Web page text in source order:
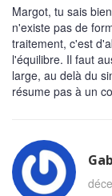
Margot, tu sais
n'existe pas de
traitement, c'est
l'équilibre. Il faut
large, au delà du
résume pas à un